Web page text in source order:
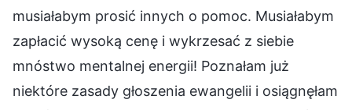
musiałabym prosić innych o pomoc. Musiałabym
zapłacić wysoką cenę i wykrzesać z siebie
mnóstwo mentalnej energii! Poznałam już
niektóre zasady głoszenia ewangelii i osiągnęłam